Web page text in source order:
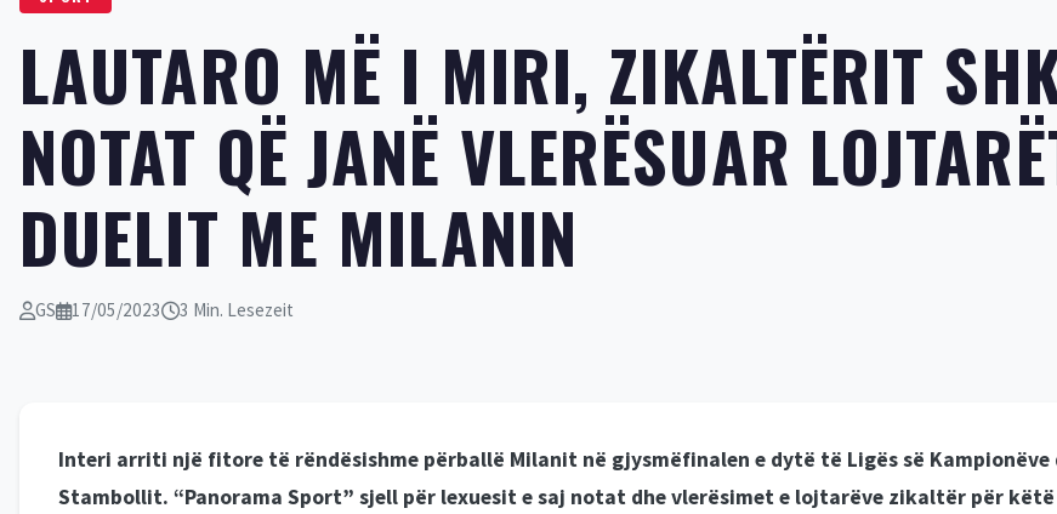
LAUTARO MË I MIRI, ZIKALTËRIT
NOTAT QË JANË VLERËSUAR
DUELIT ME MILANIN
GS 17/05/2023 3 Min. Lesezeit
Interi arriti një fitore të rëndësishme përballë Milanit në gjysmëfinalen e dytë të Ligës së
Stambollit. “Panorama Sport” sjell për lexuesit e saj notat dhe vlerësimet e lojtarëve zikaltër për